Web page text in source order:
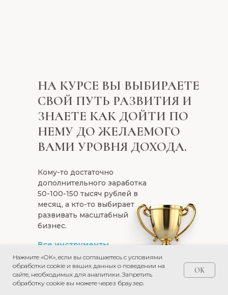
Нажмите «ОК», если вы соглашаетесь с условиями
обработки cookie и ваших данных о поведении на
сайте, необходимых для аналитики. Запретить
обработку cookie вы можете через браузер.
OK
НА КУРСЕ ВЫ ВЫБИРАЕТЕ
СВОЙ ПУТЬ РАЗВИТИЯ И
ЗНАЕТЕ КАК ДОЙТИ ПО
НЕМУ ДО ЖЕЛАЕМОГО
ВАМИ УРОВНЯ ДОХОДА.
Все инструменты
для этого вы
получаете на
курсе!
Кому-то достаточно
дополнительного заработка
50-100-150 тысяч рублей в
месяц, а кто-то выбирает
развивать масштабный
бизнес.